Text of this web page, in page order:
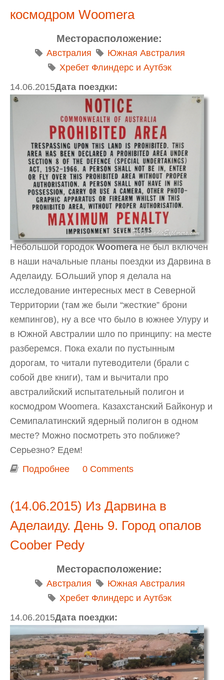
космодром Woomera
Месторасположение:
Австралия
Южная Австралия
Хребет Флиндерс и Аутбэк
Дата поездки:
14.06.2015
Небольшой городокWoomeraне был включен
в наши начальные планы поездки из Дарвина в
Аделаиду. БОльший упор я делала на
исследование интересных мест в Северной
Территории (там же были “жесткие” брони
кемпингов), ну а все что было в южнее Улуру и
в Южной Австралии шло по принципу: на месте
разберемся. Пока ехали по пустынным
дорогам, то читали путеводители (брали с
собой две книги), там и вычитали про
австралийский испытательный полигон и
космодром Woomera. Казахстанский Байконур и
Семипалатинский ядерный полигон в одном
месте? Можно посмотреть это поближе?
Серьезно? Едем!
Подробнее о Из Дарвина в Аделаиду. День 9.
0 Comments
(14.06.2015) Из Дарвина в
Аделаиду. День 9. Город опалов
Coober Pedy
Месторасположение:
Австралия
Южная Австралия
Хребет Флиндерс и Аутбэк
Дата поездки:
14.06.2015